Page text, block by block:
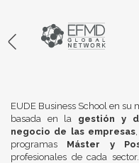
EUDE Business School en
basada en la gestión y
negocio de las empresas
programas Máster y
profesionales de cada